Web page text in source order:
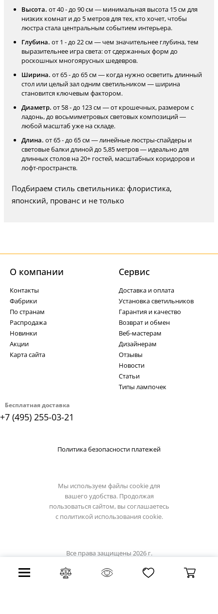
Высота. от 40 - до 90 см — минимальная высота 15 см для
низких комнат и до 5 метров для тех, кто хочет, чтобы
люстра стала центральным событием интерьера.
Глубина. от 1 - до 22 см — чем значительнее глубина, тем
выразительнее игра света: от сдержанных форм до
роскошных многоярусных шедевров.
Ширина. от 65 - до 65 см — когда нужно осветить длинный
стол или целый зал одним светильником — ширина
становится ключевым фактором.
Диаметр. от 58 - до 123 см — от крошечных, размером с
ладонь, до восьмиметровых световых композиций —
любой масштаб уже на складе.
Длина. от 65 - до 65 см — линейные люстры-спайдеры и
световые балки длиной до 5,85 метров — идеально для
длинных столов на 20+ гостей, масштабных коридоров и
лофт-пространств.
Подбираем стиль светильника: флористика,
японский, прованс и не только
Бесплатная доставка
+7 (495) 255-03-21
О компании
Контакты
Фабрики
По странам
Распродажа
Новинки
Акции
Карта сайта
Cервис
Доставка и оплата
Установка светильников
Гарантия и качество
Возврат и обмен
Веб-мастерам
Дизайнерам
Отзывы
Новости
Статьи
Типы лампочек
Политика безопасности платежей
Мы используем файлы cookie для
вашего удобства. Продолжая
пользоваться сайтом, вы соглашаетесь
с политикой использования cookie.
Все права защищены 2026 г.